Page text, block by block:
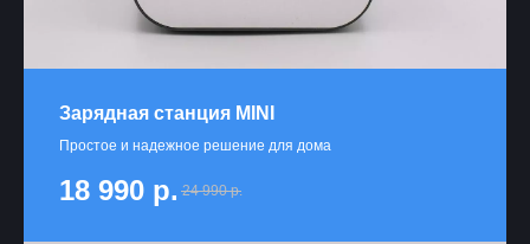
Зарядная станция MINI
Простое и надежное решение для дома
18 990 р. 24 990 р.